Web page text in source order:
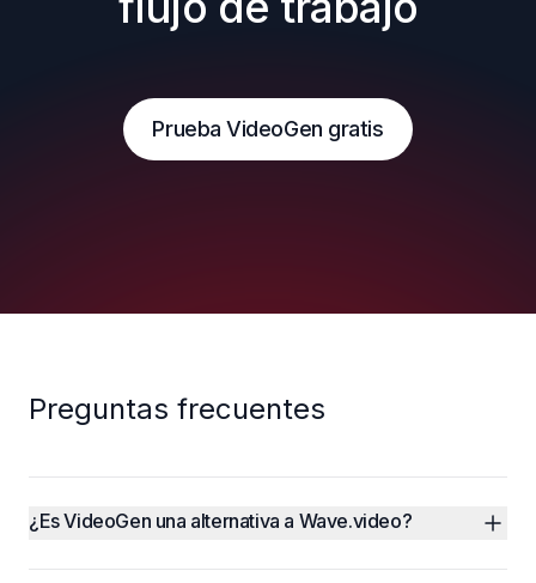
Prueba VideoGen gratis
Preguntas frecuentes
¿Es VideoGen una alternativa a Wave.video?